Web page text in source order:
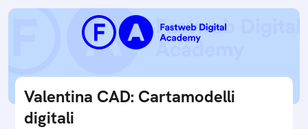
Valentina CAD: Cartamodelli
digitali